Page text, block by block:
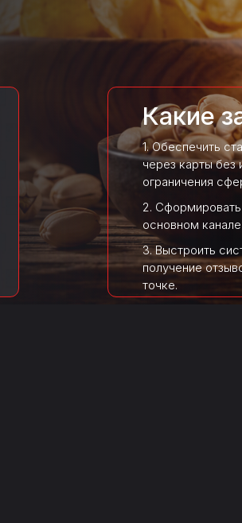
Какие
1. Обеспечить
через карты без
ограничения
2. Сформировать
основном
3. Выстроить
получение
точке.